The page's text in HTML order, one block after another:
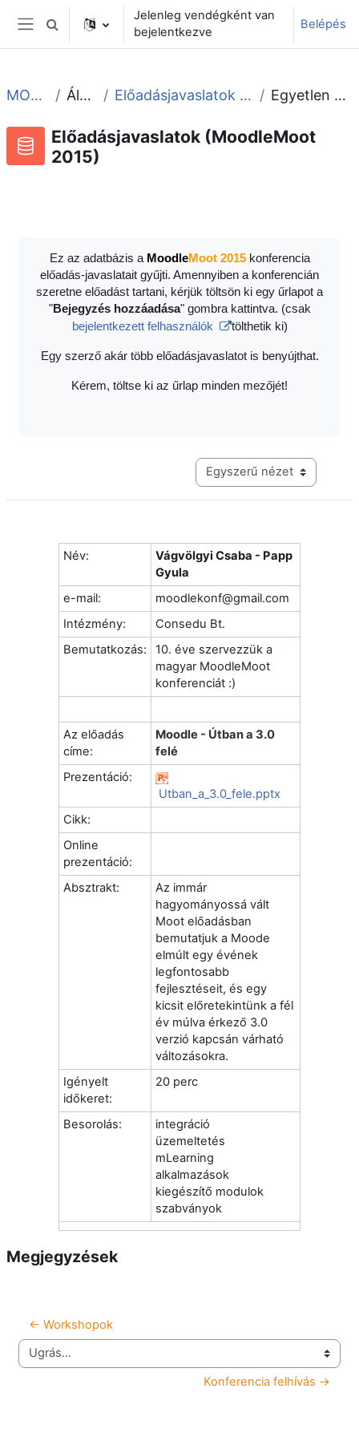
Tovább a fő tartalomhoz
Oldalpanel
Keresési bemeneti adatok váltása
Jelenleg vendégként van
bejelentkezve
Belépés
MOOT2015 Általános Előadásjavaslatok (MoodleMoot 2015) Egyetlen megtekintése
Előadásjavaslatok (MoodleMoot
2015)
Ez az adatbázis a MoodleMoot 2015konferencia
előadás-javaslatait gyűjti. Amennyiben a konferencián
szeretne előadást tartani, kérjük töltsön ki egy űrlapot a
"Bejegyzés hozzáadása" gombra kattintva. (csak
bejelentkezett felhasználók
tölthetik ki)
Egy szerző akár több előadásjavaslatot is benyújthat.
Kérem, töltse ki az űrlap minden mezőjét!
Harmadik szintű navigáció
Név:
Vágvölgyi Csaba - Papp
Gyula
e-mail:
moodlekonf@gmail.com
Intézmény:
Consedu Bt.
Bemutatkozás:
10. éve szervezzük a
magyar MoodleMoot
konferenciát :)
Az előadás
címe:
Moodle - Útban a 3.0
felé
Prezentáció:
Utban_a_3.0_fele.pptx
Cikk:
Online
prezentáció:
Absztrakt:
Az immár
hagyományossá vált
Moot előadásban
bemutatjuk a Moode
elmúlt egy évének
legfontosabb
fejlesztéseit, és egy
kicsit előretekintünk a fél
év múlva érkező 3.0
verzió kapcsán várható
változásokra.
Igényelt
időkeret:
20 perc
Besorolás:
integráció
üzemeltetés
mLearning
alkalmazások
kiegészítő modulok
szabványok
Megjegyzések
← Workshopok
Ugrás...
Konferencia felhívás →